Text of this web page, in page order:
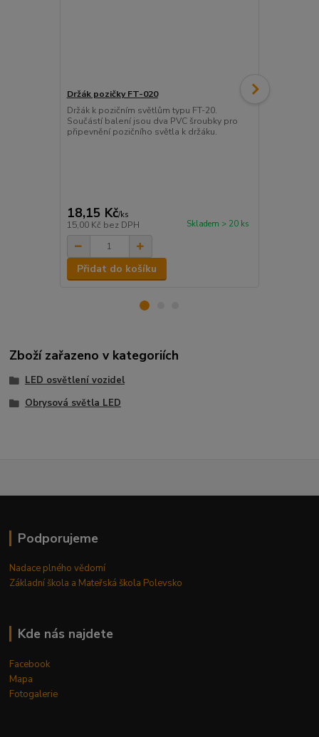
Držák pozičky FT-020
Držák k pozičním světlům typu FT-20.
Součástí balení jsou dva PVC šroubky pro
připevnění pozičního světla k držáku.
18,15 Kč/ks
15,00 Kč bez DPH Skladem > 20 ks
Přidat do košíku
Zboží zařazeno v kategoriích
LED osvětlení vozidel
Obrysová světla LED
Podporujeme
Nadace plného vědomí
Základní škola a Mateřská škola Polevsko
Kde nás najdete
Facebook
Mapa
Fotogalerie